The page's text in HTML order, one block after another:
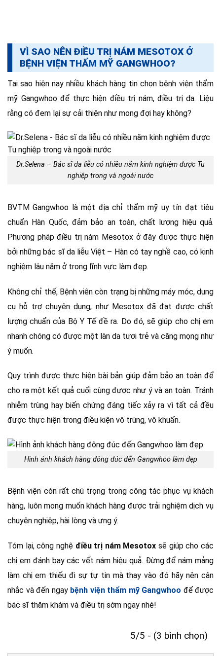
VÌ SAO NÊN ĐIỀU TRỊ NÁM MESOTOX Ở
BỆNH VIỆN THẨM MỸ GANGWHOO?
Tại sao hiện nay nhiều khách hàng tin chọn bệnh viện thẩm
mỹ Gangwhoo để thực hiện điều trị nám, điều trị da. Liệu
rằng có đem lại sự cải thiện như mong đợi hay không?
Dr.Selena – Bác sĩ da liễu có nhiều năm kinh nghiệm được Tu
nghiệp trong và ngoài nước
BVTM Gangwhoo là một địa chỉ thẩm mỹ uy tín đạt tiêu
chuẩn Hàn Quốc, đảm bảo an toàn, chất lượng hiệu quả.
Phương pháp điều trị nám Mesotox ở đây được thực hiện
bởi những bác sĩ da liễu Việt – Hàn có tay nghề cao, có kinh
nghiệm lâu năm ở trong lĩnh vực làm đẹp.
Không chỉ thế, Bệnh viên còn trạng bị những máy móc, dụng
cụ hỗ trợ chuyên dụng, như Mesotox đã đạt được chất
lượng chuẩn của Bộ Y Tế đề ra. Do đó, sẽ giúp cho chị em
nhanh chóng có được một làn da tươi trẻ và căng mọng như
ý muốn.
Quy trình được thực hiện bài bản giúp đảm bảo an toàn để
cho ra một kết quả cuối cùng được như ý và an toàn. Tránh
nhiễm trùng hay biến chứng đáng tiếc xảy ra vì tất cả đều
được thực hiện trong điều kiện vô trùng, vô khuẩn.
Hình ảnh khách hàng đông đúc đến Gangwhoo làm đẹp
Bệnh viện còn rất chú trọng trong công tác phục vụ khách
hàng, luôn mong muốn khách hàng được trải nghiệm dịch vụ
chuyên nghiệp, hài lòng và ưng ý.
Tóm lại, công nghệ điều trị nám Mesotox sẽ giúp cho các
chị em đánh bay các vết nám hiệu quả. Đừng để nám mảng
làm chị em thiếu đi sự tự tin mà thay vào đó hãy nên cân
nhắc và đến ngay bệnh viện thẩm mỹ Gangwhoo để được
bác sĩ thăm khám và điều trị sớm ngay nhé!
5/5 - (3 bình chọn)